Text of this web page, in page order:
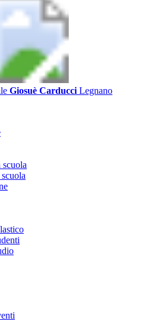
Giosuè Carducci Legnano